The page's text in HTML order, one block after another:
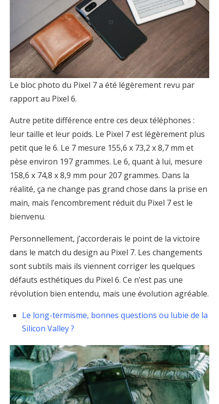
Le bloc photo du Pixel 7 a été légèrement revu par
rapport au Pixel 6.
Autre petite différence entre ces deux téléphones :
leur taille et leur poids. Le Pixel 7 est légèrement plus
petit que le 6. Le 7 mesure 155,6 x 73,2 x 8,7 mm et
pèse environ 197 grammes. Le 6, quant à lui, mesure
158,6 x 74,8 x 8,9 mm pour 207 grammes. Dans la
réalité, ça ne change pas grand chose dans la prise en
main, mais l’encombrement réduit du Pixel 7 est le
bienvenu.
Personnellement, j’accorderais le point de la victoire
dans le match du design au Pixel 7. Les changements
sont subtils mais ils viennent corriger les quelques
défauts esthétiques du Pixel 6. Ce n’est pas une
révolution bien entendu, mais une évolution agréable.
Le long-termisme, bonnes questions ou lubie de la
Silicon Valley ?